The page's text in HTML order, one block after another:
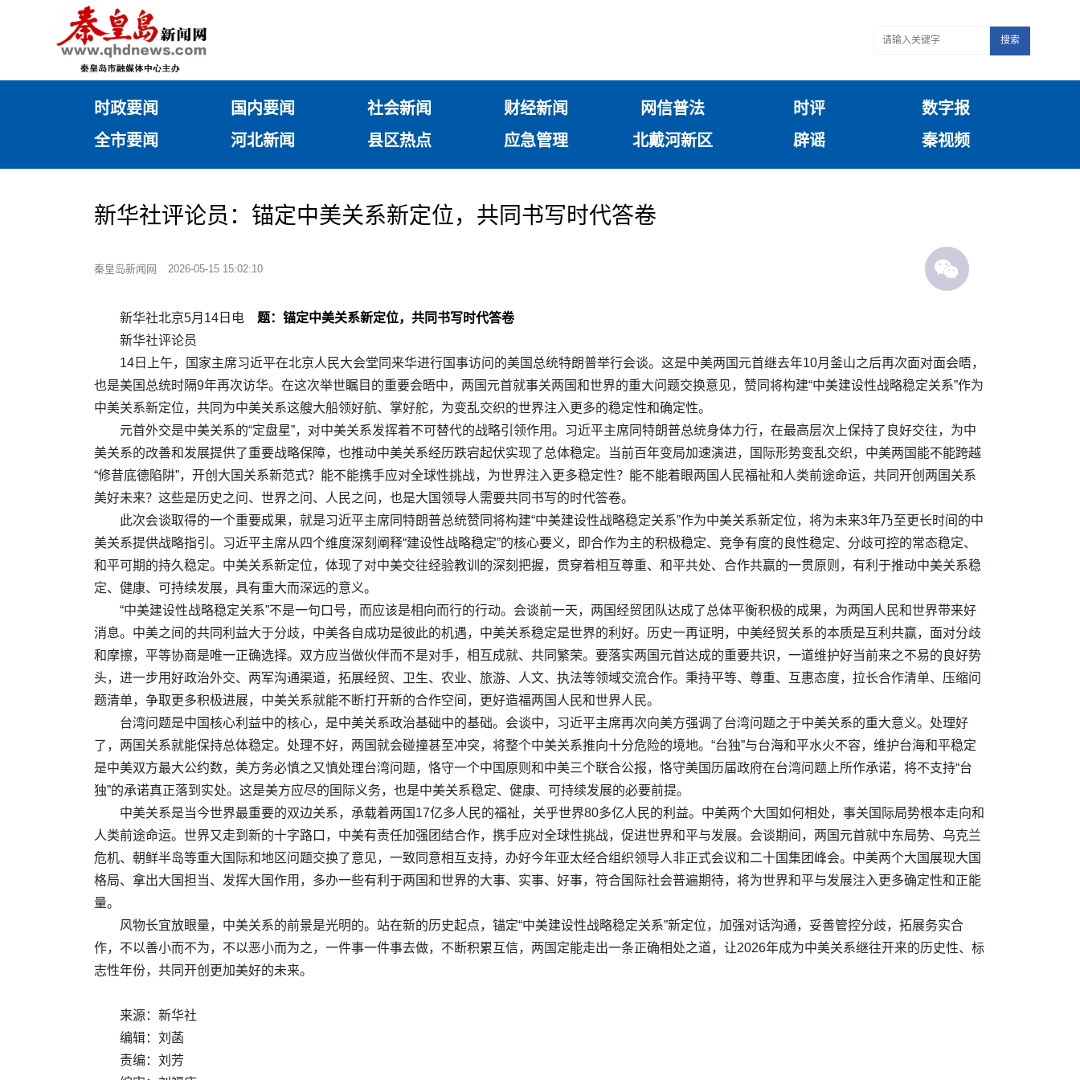
搜索
时政要闻 国内要闻 社会新闻 财经新闻 网信普法 时评
数字报
全市要闻
河北新闻 县区热点 应急管理 北戴河新区 辟谣 秦视频
新华社评论员：锚定中美关系新定位，共同书写时代答卷
秦皇岛新闻网 2026-05-15 15:02:10
新华社北京5月14日电 题：锚定中美关系新定位，共同书写时代答卷
新华社评论员
14日上午，国家主席习近平在北京人民大会堂同来华进行国事访问的美国总统特朗普举行会谈。这是中美两国元首继去年10月釜山之后再次面对面会晤，
也是美国总统时隔9年再次访华。在这次举世瞩目的重要会晤中，两国元首就事关两国和世界的重大问题交换意见，赞同将构建“中美建设性战略稳定关系”作为
中美关系新定位，共同为中美关系这艘大船领好航、掌好舵，为变乱交织的世界注入更多的稳定性和确定性。
元首外交是中美关系的“定盘星”，对中美关系发挥着不可替代的战略引领作用。习近平主席同特朗普总统身体力行，在最高层次上保持了良好交往，为中
美关系的改善和发展提供了重要战略保障，也推动中美关系经历跌宕起伏实现了总体稳定。当前百年变局加速演进，国际形势变乱交织，中美两国能不能跨越
“修昔底德陷阱”，开创大国关系新范式？能不能携手应对全球性挑战，为世界注入更多稳定性？能不能着眼两国人民福祉和人类前途命运，共同开创两国关系
美好未来？这些是历史之问、世界之问、人民之问，也是大国领导人需要共同书写的时代答卷。
此次会谈取得的一个重要成果，就是习近平主席同特朗普总统赞同将构建“中美建设性战略稳定关系”作为中美关系新定位，将为未来3年乃至更长时间的中
美关系提供战略指引。习近平主席从四个维度深刻阐释“建设性战略稳定”的核心要义，即合作为主的积极稳定、竞争有度的良性稳定、分歧可控的常态稳定、
和平可期的持久稳定。中美关系新定位，体现了对中美交往经验教训的深刻把握，贯穿着相互尊重、和平共处、合作共赢的一贯原则，有利于推动中美关系稳
定、健康、可持续发展，具有重大而深远的意义。
“中美建设性战略稳定关系”不是一句口号，而应该是相向而行的行动。会谈前一天，两国经贸团队达成了总体平衡积极的成果，为两国人民和世界带来好
消息。中美之间的共同利益大于分歧，中美各自成功是彼此的机遇，中美关系稳定是世界的利好。历史一再证明，中美经贸关系的本质是互利共赢，面对分歧
和摩擦，平等协商是唯一正确选择。双方应当做伙伴而不是对手，相互成就、共同繁荣。要落实两国元首达成的重要共识，一道维护好当前来之不易的良好势
头，进一步用好政治外交、两军沟通渠道，拓展经贸、卫生、农业、旅游、人文、执法等领域交流合作。秉持平等、尊重、互惠态度，拉长合作清单、压缩问
题清单，争取更多积极进展，中美关系就能不断打开新的合作空间，更好造福两国人民和世界人民。
台湾问题是中国核心利益中的核心，是中美关系政治基础中的基础。会谈中，习近平主席再次向美方强调了台湾问题之于中美关系的重大意义。处理好
了，两国关系就能保持总体稳定。处理不好，两国就会碰撞甚至冲突，将整个中美关系推向十分危险的境地。“台独”与台海和平水火不容，维护台海和平稳定
是中美双方最大公约数，美方务必慎之又慎处理台湾问题，恪守一个中国原则和中美三个联合公报，恪守美国历届政府在台湾问题上所作承诺，将不支持“台
独”的承诺真正落到实处。这是美方应尽的国际义务，也是中美关系稳定、健康、可持续发展的必要前提。
中美关系是当今世界最重要的双边关系，承载着两国17亿多人民的福祉，关乎世界80多亿人民的利益。中美两个大国如何相处，事关国际局势根本走向和
人类前途命运。世界又走到新的十字路口，中美有责任加强团结合作，携手应对全球性挑战，促进世界和平与发展。会谈期间，两国元首就中东局势、乌克兰
危机、朝鲜半岛等重大国际和地区问题交换了意见，一致同意相互支持，办好今年亚太经合组织领导人非正式会议和二十国集团峰会。中美两个大国展现大国
格局、拿出大国担当、发挥大国作用，多办一些有利于两国和世界的大事、实事、好事，符合国际社会普遍期待，将为世界和平与发展注入更多确定性和正能
量。
风物长宜放眼量，中美关系的前景是光明的。站在新的历史起点，锚定“中美建设性战略稳定关系”新定位，加强对话沟通，妥善管控分歧，拓展务实合
作，不以善小而不为，不以恶小而为之，一件事一件事去做，不断积累互信，两国定能走出一条正确相处之道，让2026年成为中美关系继往开来的历史性、标
志性年份，共同开创更加美好的未来。
来源：新华社
编辑：刘菡
责编：刘芳